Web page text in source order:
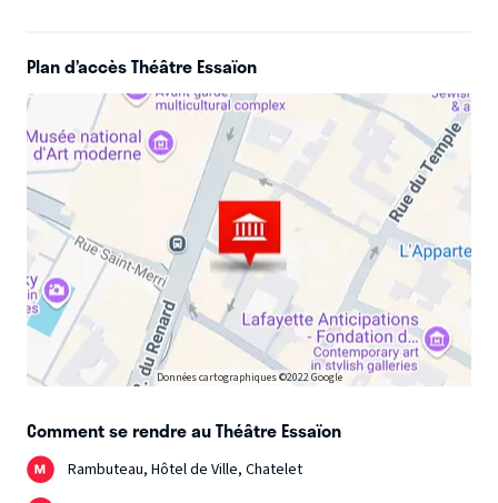
Plan d’accès Théâtre Essaïon
Données cartographiques ©2022 Google
Comment se rendre au Théâtre Essaïon
Rambuteau, Hôtel de Ville, Chatelet